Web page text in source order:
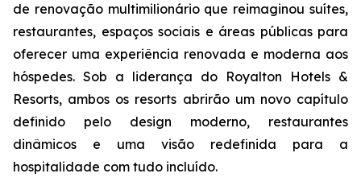
de renovação multimilionário que reimaginou suítes,
restaurantes, espaços sociais e áreas públicas para
oferecer uma experiência renovada e moderna aos
hóspedes. Sob a liderança do Royalton Hotels &
Resorts, ambos os resorts abrirão um novo capítulo
definido pelo design moderno, restaurantes
dinâmicos e uma visão redefinida para a
hospitalidade com tudo incluído.